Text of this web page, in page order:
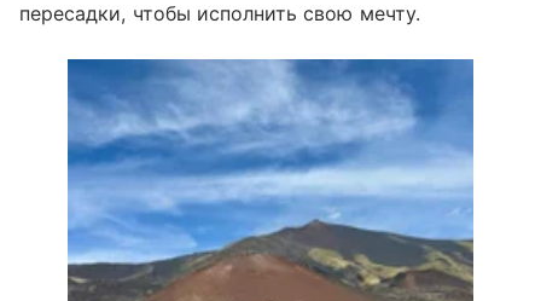
пересадки, чтобы исполнить свою мечту.